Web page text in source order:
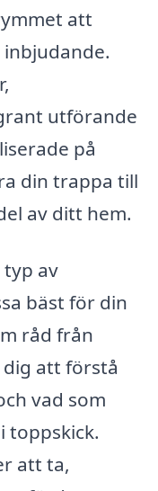
att
utförande
på
din trappa till
av ditt hem.
typ av
bäst för din
råd från
att förstå
vad som
toppskick.
att ta,